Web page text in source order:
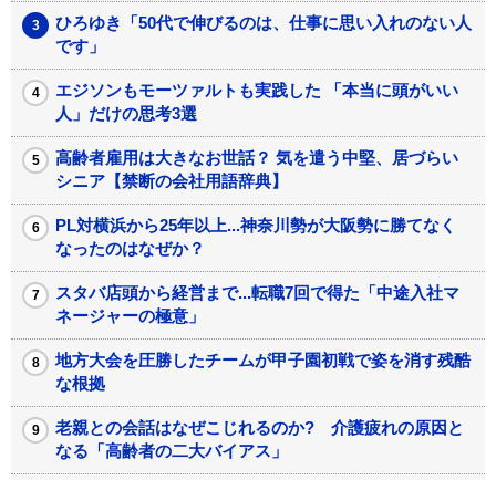
ひろゆき「50代で伸びるのは、仕事に思い入れのない人
です」
エジソンもモーツァルトも実践した 「本当に頭がいい
人」だけの思考3選
高齢者雇用は大きなお世話？ 気を遣う中堅、居づらい
シニア【禁断の会社用語辞典】
PL対横浜から25年以上...神奈川勢が大阪勢に勝てなく
なったのはなぜか？
スタバ店頭から経営まで...転職7回で得た「中途入社マ
ネージャーの極意」
地方大会を圧勝したチームが甲子園初戦で姿を消す残酷
な根拠
老親との会話はなぜこじれるのか? 介護疲れの原因と
なる「高齢者の二大バイアス」